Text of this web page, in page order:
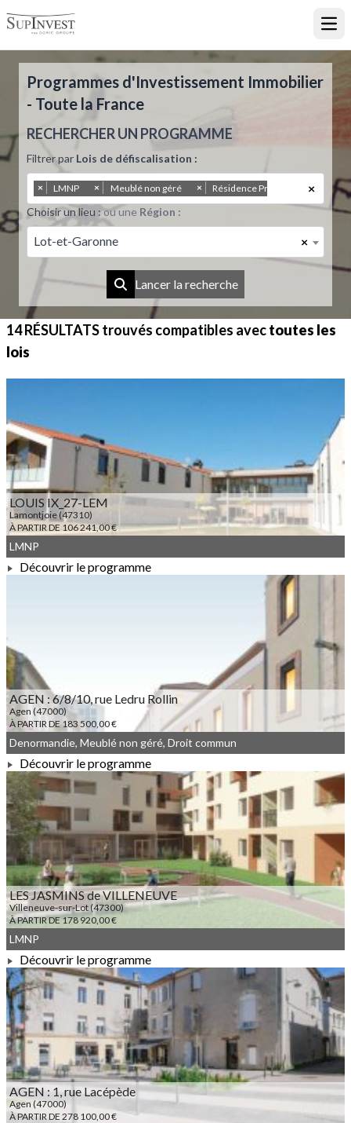
Programmes d'Investissement Immobilier
- Toute la France
RECHERCHER UN PROGRAMME
Filtrer par Lois de défiscalisation :
×
× LMNP × Meublé non géré × Résidence Principale
Choisir un lieu :ou une Région :
×
Lot-et-Garonne
Lancer la recherche
14 RÉSULTATStrouvés compatibles avectoutes les
lois
LOUIS IX_27-LEM
Lamontjoie (47310)
À PARTIR DE 106 241,00 €
LMNP
Découvrir le programme
AGEN : 6/8/10, rue Ledru Rollin
Agen (47000)
À PARTIR DE 183 500,00 €
À PARTIR DE 183 500,00 €
Denormandie, Meublé non géré, Droit commun
Découvrir le programme
LES JASMINS de VILLENEUVE
Villeneuve-sur-Lot (47300)
À PARTIR DE 178 920,00 €
À PARTIR DE 178 920,00 €
LMNP
Découvrir le programme
AGEN : 1, rue Lacépède
Agen (47000)
À PARTIR DE 278 100,00 €